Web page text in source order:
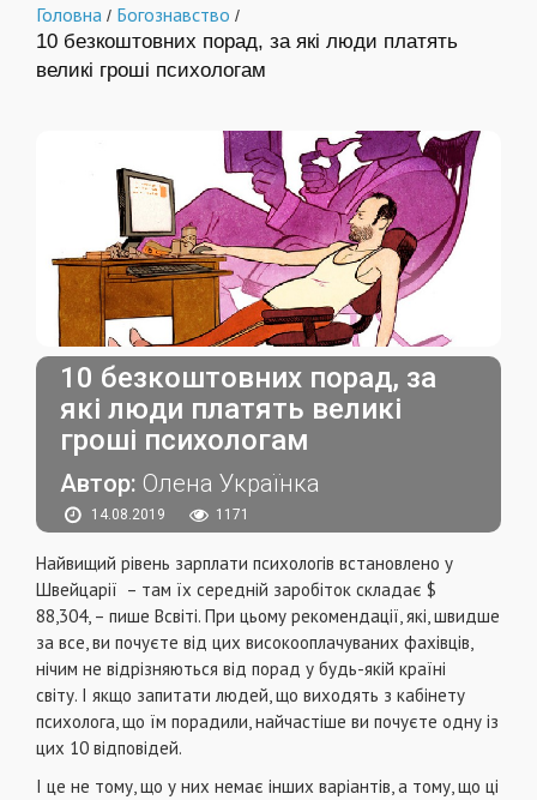
Головна / Богознавство /
10 безкоштовних порад, за які люди платять
великі гроші психологам
10 безкоштовних порад, за
які люди платять великі
гроші психологам
Автор: Олена Українка
14.08.2019 1171
Найвищий рівень зарплати психологів встановлено у
Швейцарії – там їх середній заробіток складає $
88,304, – пише Всвіті. При цьому рекомендації, які, швидше
за все, ви почуєте від цих високооплачуваних фахівців,
нічим не відрізняються від порад у будь-якій країні
світу. І якщо запитати людей, що виходять з кабінету
психолога, що їм порадили, найчастіше ви почуєте одну із
цих 10 відповідей.
І це не тому, що у них немає інших варіантів, а тому, що ці